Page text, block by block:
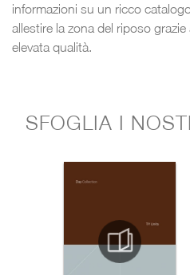
informazioni su un ricco
allestire la zona del riposo
elevata qualità.
SFOGLIA I